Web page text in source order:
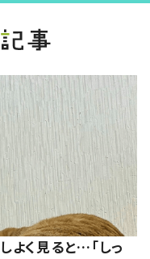
よく見ると…「しっ